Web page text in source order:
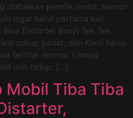
diabaikan pemilik mobil. Nomor
ingat betul pertama kali
Distarter Bunyi Tek Tek.
cukup padat, dan Kami harus
terlihat normal. Lampu
unit hidup, […]
Mobil Tiba Tiba